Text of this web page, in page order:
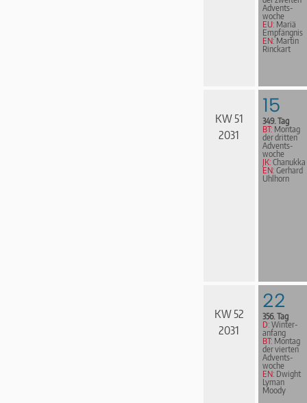
Advents­
woche
EU: Mariä
Empfängnis
EN:Martin
Rinckart
KW 51
2031
15
349. Tag
BT: Montag
der dritten
Advents­
woche
JK: Chanukka
EN: Gerhard
Uhlhorn
KW 52
2031
22
356. Tag
D: Win­ter­
an­fang
BT: Montag
der vierten
Advents­
woche
EN: Dwight
Lyman
Moody